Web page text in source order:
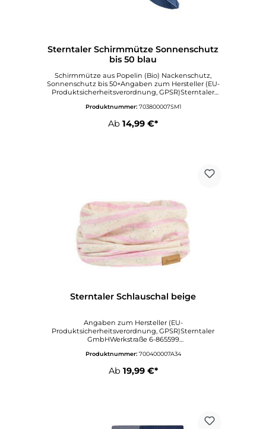
Sterntaler Schirmmütze Sonnenschutz
bis 50 blau
Schirmmütze aus Popelin (Bio) Nackenschutz,
Sonnenschutz bis 50+Angaben zum Hersteller (EU-
Produktsicherheitsverordnung, GPSR)Sterntaler
DornburgDeutschlandinfo@sterntaler.comwww.ste
Produktnummer: 703800007SM1
Ab 14,99 €*
Sterntaler Schlauschal beige
Angaben zum Hersteller (EU-
Produktsicherheitsverordnung, GPSR)Sterntaler
GmbHWerkstraße 6-865599
rntaler.com
Produktnummer: 700400007A34
Ab 19,99 €*